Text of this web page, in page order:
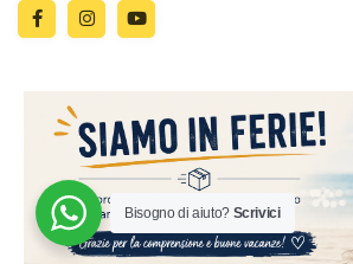
© 2024 | MADE WITH ♥️ BY
Bisogno di aiuto? Scrivici